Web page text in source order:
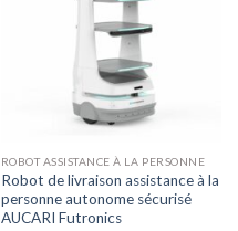
ROBOT ASSISTANCE À LA PERSONNE
Robot de livraison assistance à la
personne autonome sécurisé
AUCARI Futronics